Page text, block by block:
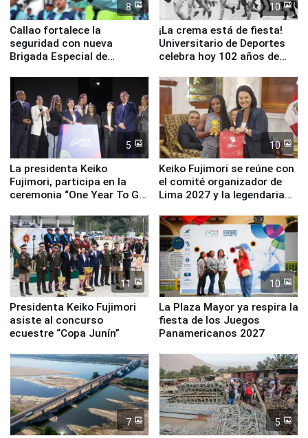
8
Callao fortalece la
seguridad con nueva
Brigada Especial de
equipamiento para
Serenazgo
10
¡La crema está de fiesta!
Universitario de Deportes
celebra hoy 102 años de
5
La presidenta Keiko
Fujimori, participa en la
ceremonia “One Year To Go
10
Keiko Fujimori se reúne con
el comité organizador de
Lima 2027 y la legendaria
11
Presidenta Keiko Fujimori
asiste al concurso
ecuestre “Copa Junín”
10
La Plaza Mayor ya respira la
fiesta de los Juegos
Panamericanos 2027
7 5